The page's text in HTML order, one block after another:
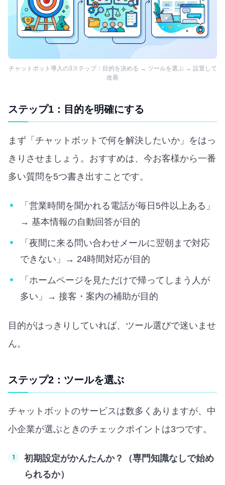
チャットボット導入の3ステップ：目的を決める → ツールを選ぶ → 設置して
改善
ステップ1：目的を明確にする
まず「チャットボットで何を解決したいか」をはっ
きりさせましょう。おすすめは、今お客様から一番
多い質問を5つ書き出すことです。
「営業時間を聞かれる電話が毎日5件以上ある」
→ 基本情報の自動回答が目的
「夜間に来る問い合わせメールに翌朝まで対応
できない」→ 24時間対応が目的
「ホームページを見ただけで帰ってしまう人が
多い」→ 接客・案内の補助が目的
目的がはっきりしていれば、ツール選びで迷いませ
ん。
ステップ2：ツールを選ぶ
チャットボットのサービスは数多くありますが、中
小企業が選ぶときのチェックポイントは3つです。
初期設定がかんたんか？（専門知識なしで始め
られるか）